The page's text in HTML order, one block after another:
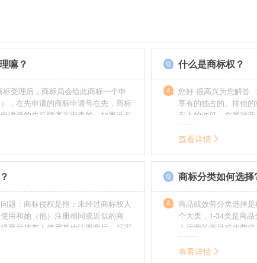
嘛？
受理后，商标局会给此商标一个申
，在先申请的商标申请号在先，商标
请号的先后顺序来审查的，如果没有
，被异议等），不会延迟也不会提
什么是商标权？
您好 很高兴为您解答
享有的独占的、排他
有人的许可，在同种
的商标。2、销售明知
制造他人注册商标标识
给他人注册商标专用
查看详情
题：商标侵权是指：未经过商标权人
用和她（他）注册相同或近似的商
商标持有人使用其他注册商标，损害
他行为。侵权的人通常需要承担侵权
的人要承担赔偿的责任。情节严重
商标分类如何选择
商品或效劳分类选择
个大类，1-34类是商
人运营的产品或效劳
在分类表中明白列出，
去，这就呈现了跨类别
查看详情